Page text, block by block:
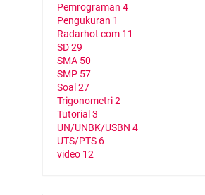
Pemrograman 4
Pengukuran 1
Radarhot com 11
SD29
SMA 50
SMP 57
Soal 27
Trigonometri2
Tutorial 3
UN/UNBK/USBN 4
UTS/PTS 6
video 12